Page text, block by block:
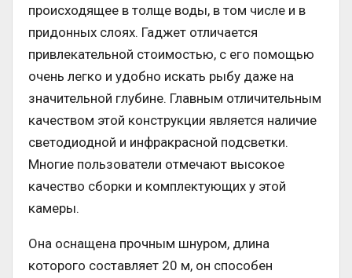
происходящее в толще воды, в том числе и в
придонных слоях. Гаджет отличается
привлекательной стоимостью, с его помощью
очень легко и удобно искать рыбу даже на
значительной глубине. Главным отличительным
качеством этой конструкции является наличие
светодиодной и инфракрасной подсветки.
Многие пользователи отмечают высокое
качество сборки и комплектующих у этой
камеры.
Она оснащена прочным шнуром, длина
которого составляет 20 м, он способен